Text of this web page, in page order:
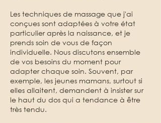
Les techniques de massage que j'ai
conçues sont adaptées à votre état
particulier après la naissance, et je
prends soin de vous de façon
individuelle. Nous discutons ensemble
de vos besoins du moment pour
adapter chaque soin. Souvent, par
exemple, les jeunes mamans, surtout si
elles allaitent, demandent à insister sur
le haut du dos qui a tendance à être
très tendu.